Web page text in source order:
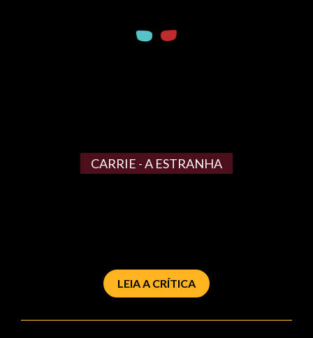
CARRIE - A ESTRANHA
LEIA A CRÍTICA